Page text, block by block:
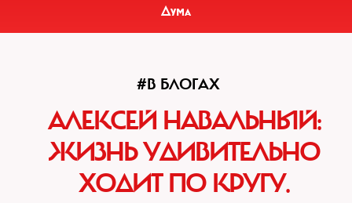
Дума
#В БЛОГАХ
АЛЕКСЕЙ НАВАЛЬНЫЙ:
ЖИЗНЬ УДИВИТЕЛЬНО
ХОДИТ ПО КРУГУ.